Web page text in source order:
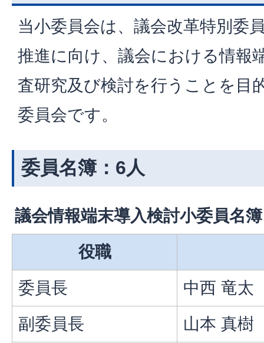
当小委員会は、議会改革特別委
推進に向け、議会における情報
査研究及び検討を行うことを目
委員会です。
委員名簿：6人
議会情報端末導入検討小委員名簿
役職
委員長
中西 竜太
副委員長
山本 真樹